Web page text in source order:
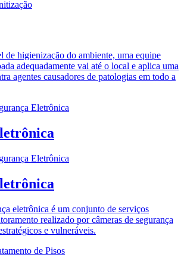
de higienização do ambiente, uma equipe
adequadamente vai até o local e aplica uma
agentes causadores de patologias em todo a
eletrônica é um conjunto de serviços
realizado por câmeras de segurança
e vulneráveis.